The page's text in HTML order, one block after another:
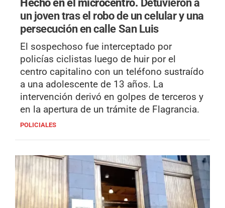
un joven tras el robo de un celular y una
persecución en calle San Luis
El sospechoso fue interceptado por
policías ciclistas luego de huir por el
centro capitalino con un teléfono sustraído
a una adolescente de 13 años. La
intervención derivó en golpes de terceros y
en la apertura de un trámite de Flagrancia.
POLICIALES